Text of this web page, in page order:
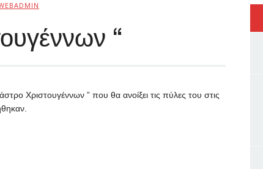
“
Χριστουγέννων ” που θα ανοίξει τις πύλες του στις